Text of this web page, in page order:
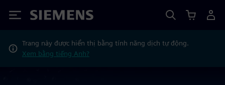
Siemens
Trang này được hiển thị bằng tính năng dịch tự động.
Xem bằng tiếng Anh?